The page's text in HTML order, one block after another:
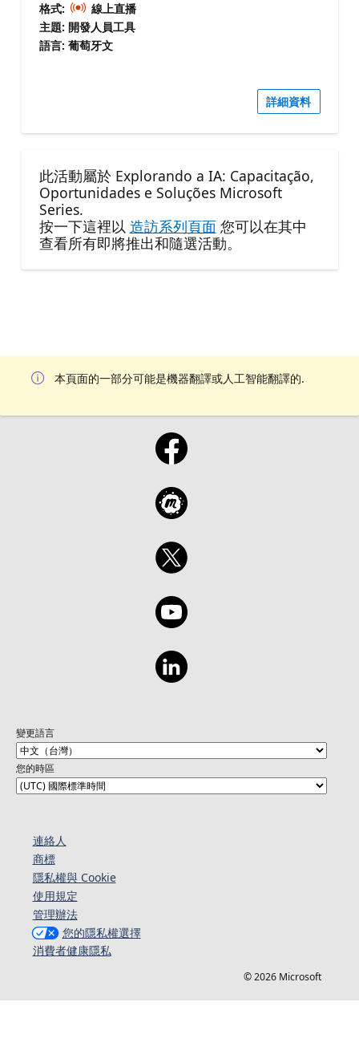
格式:
線上直播
主題: 開發人員工具
語言: 葡萄牙文
詳細資料
此活動屬於 Explorando a IA: Capacitação,
Oportunidades e Soluções Microsoft
Series.
按一下這裡以 造訪系列頁面您可以在其中
查看所有即將推出和隨選活動。
本頁面的一部分可能是機器翻譯或人工智能翻譯的.
變更語言
您的時區
連絡人​​
商標
隱私權與 Cookie
使用規定
管理辦法
您的隱私權選擇
消費者健康隱私
© 2026 Microsoft